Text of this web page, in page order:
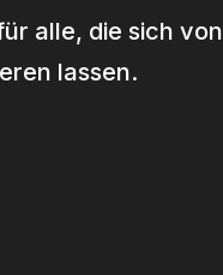
alle, die sich von
lassen.